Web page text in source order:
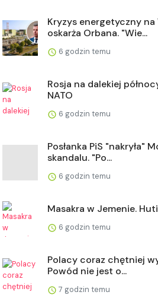
Kryzys energetyczny
oskarża Orbana. "Wie...
6 godzin temu
Rosja na dalekiej
NATO
6 godzin temu
Posłanka PiS "nakryła"
skandalu. "Po...
6 godzin temu
Masakra w Jemenie.
6 godzin temu
Polacy coraz chętniej
Powód nie jest o...
7 godzin temu